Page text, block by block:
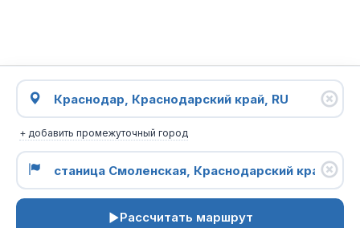
+ добавить промежуточный город
Рассчитать маршрут